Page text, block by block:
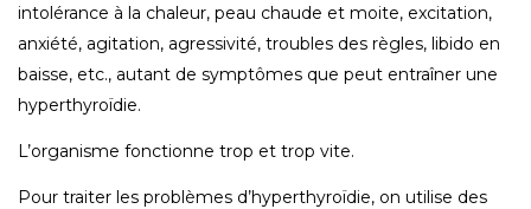
intolérance à la chaleur, peau chaude et moite, excitation,
anxiété, agitation, agressivité, troubles des règles, libido en
baisse, etc., autant de symptômes que peut entraîner une
hyperthyroïdie.
L’organisme fonctionne trop et trop vite.
Pour traiter les problèmes d’hyperthyroïdie, on utilise des